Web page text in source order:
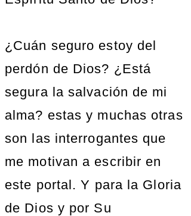
¿Cuán seguro estoy del
perdón de Dios? ¿Está
segura la salvación de mi
alma? estas y muchas otras
son las interrogantes que
me motivan a escribir en
este portal. Y para la Gloria
de Dios y por Su